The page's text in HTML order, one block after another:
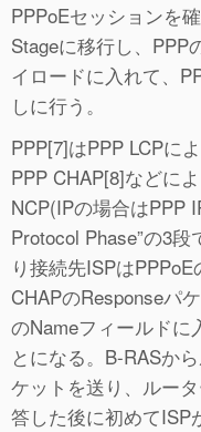
PPPoEセッションを
Stageに移行し、PPP
イロードに入れて、
しに行う。
PPP[7]はPPP LCPに
PPP CHAP[8]などに
NCP(IPの場合はPPP
Protocol Phase”の3
り接続先ISPは
CHAPのResponseパ
のNameフィールドに
とになる。B-RASか
ケットを送り、ルー
答した後に初めてISP